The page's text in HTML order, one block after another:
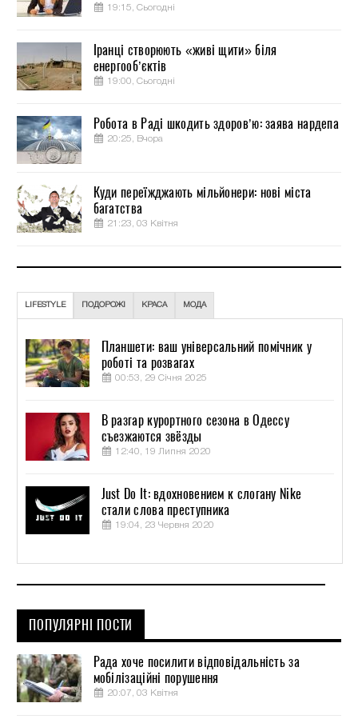
19:15, Сьогодні
Іранці створюють «живі щити» біля
енергооб’єктів
19:00, Сьогодні
Робота в Раді шкодить здоров’ю: заява нардепа
20:25, Вчора
Куди переїжджають мільйонери: нові міста
багатства
21:23, 03 Квітня
LIFESTYLE ПОДОРОЖІ КРАСА МОДА
Планшети: ваш універсальний помічник у
роботі та розвагах
00:53, 29 Січня 2025
В разгар курортного сезона в Одессу
съезжаются звёзды
12:40, 19 Липня 2020
Just Do It: вдохновением к слогану Nike
стали слова преступника
19:04, 23 Червня 2020
ПОПУЛЯРНІ ПОСТИ
Рада хоче посилити відповідальність за
мобілізаційні порушення
20:07, 03 Квітня